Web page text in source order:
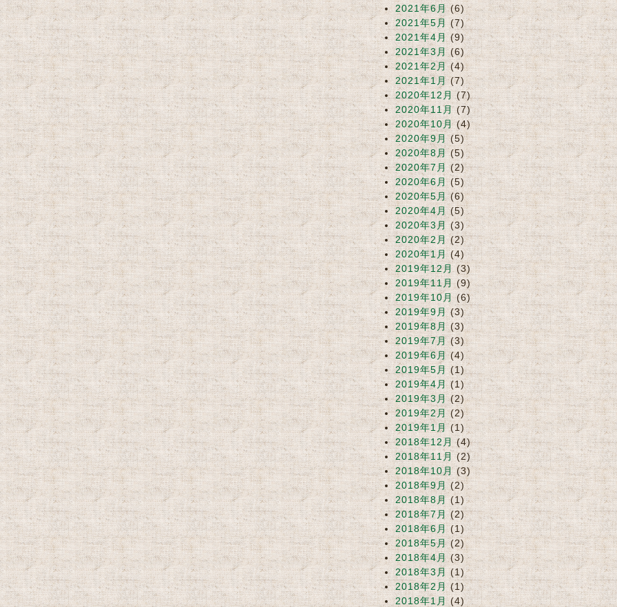
2021年6月(6)
2021年5月 (7)
2021年4月(9)
2021年3月(6)
2021年2月(4)
2021年1月(7)
2020年12月 (7)
2020年11月(7)
2020年10月 (4)
2020年9月 (5)
2020年8月 (5)
2020年7月 (2)
2020年6月(5)
2020年5月(6)
2020年4月(5)
2020年3月 (3)
2020年2月 (2)
2020年1月(4)
2019年12月(3)
2019年11月 (9)
2019年10月 (6)
2019年9月(3)
2019年8月(3)
2019年7月(3)
2019年6月(4)
2019年5月 (1)
2019年4月(1)
2019年3月 (2)
2019年2月 (2)
2019年1月 (1)
2018年12月 (4)
2018年11月 (2)
2018年10月(3)
2018年9月(2)
2018年8月(1)
2018年7月 (2)
2018年6月(1)
2018年5月(2)
2018年4月(3)
2018年3月 (1)
2018年2月(1)
2018年1月(4)